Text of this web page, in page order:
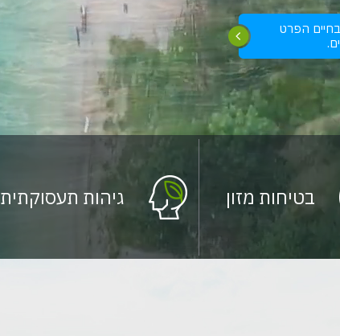
הפרט
בטיחות מזון גיהות תעסוקתית